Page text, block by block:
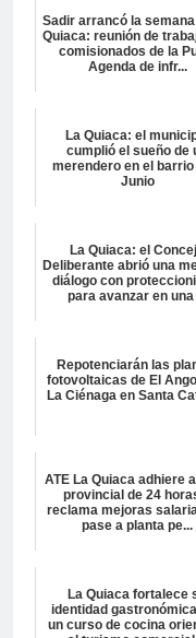
Sadir arrancó la
Quiaca: reunión de
comisionados de la
Agenda de infr...
La Quiaca: el
cumplió el sueño de
merendero en el barrio
Junio
La Quiaca: el
Deliberante abrió una
diálogo con
para avanzar en una
Repotenciarán las
fotovoltaicas de El
La Ciénaga en Santa
ATE La Quiaca adhiere
provincial de 24
reclama mejoras
pase a planta pe...
La Quiaca fortalece
identidad
un curso de cocina